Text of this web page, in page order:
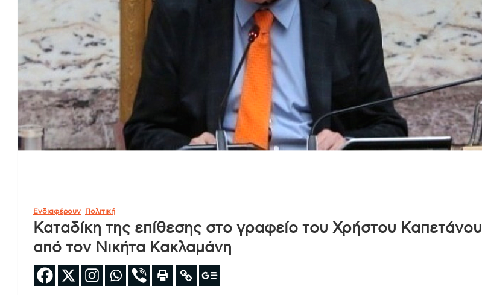
Ενδιαφέρουν Πολιτική
Καταδίκη της επίθεσης στο γραφείο του Χρήστου Καπετάνου
από τον Νικήτα Κακλαμάνη